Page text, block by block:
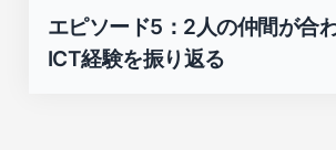
エピソード5：2人の仲間が合
ICT経験を振り返る